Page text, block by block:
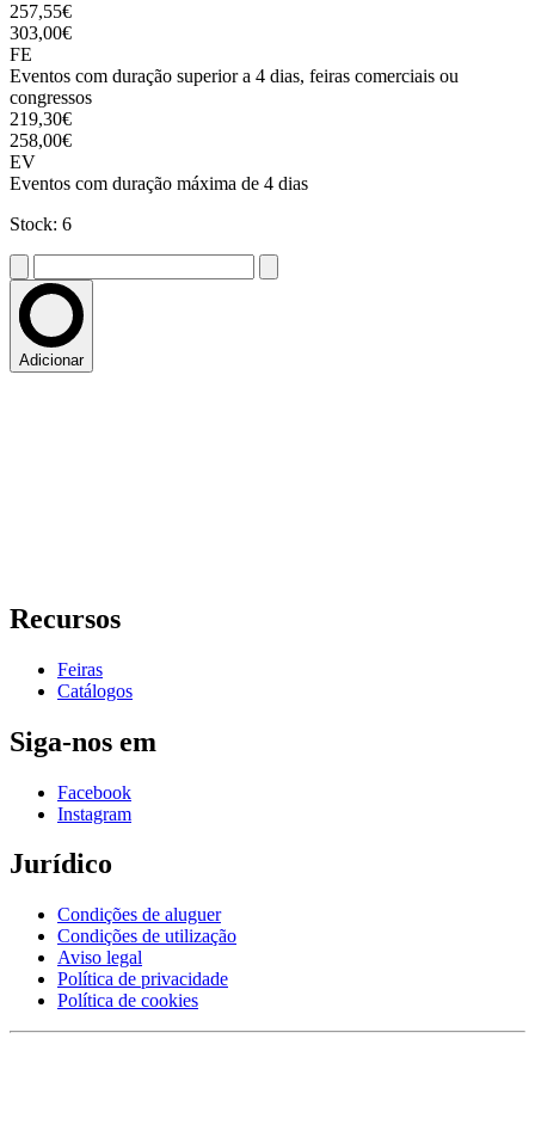
257,55€
303,00€
FE
Eventos com duração superior a 4 dias, feiras comerciais ou
congressos
219,30€
258,00€
EV
Eventos com duração máxima de 4 dias
Stock: 6
Adicionar
Recursos
Feiras
Catálogos
Siga-nos em
Facebook
Instagram
Jurídico
Condições de aluguer
Condições de utilização
Aviso legal
Política de privacidade
Política de cookies